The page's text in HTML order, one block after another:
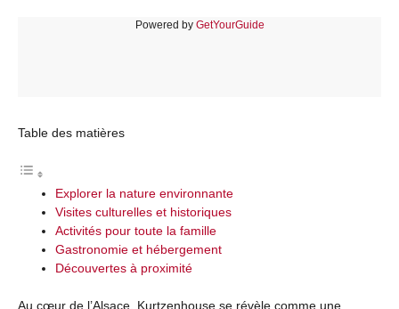
Powered by GetYourGuide
Table des matières
Explorer la nature environnante
Visites culturelles et historiques
Activités pour toute la famille
Gastronomie et hébergement
Découvertes à proximité
Au cœur de l’Alsace, Kurtzenhouse se révèle comme une